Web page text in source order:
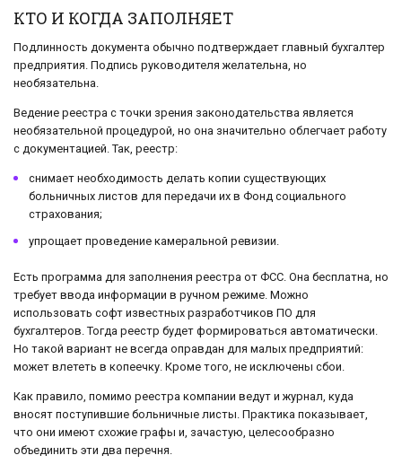
КТО И КОГДА ЗАПОЛНЯЕТ
Подлинность документа обычно подтверждает главный бухгалтер
предприятия. Подпись руководителя желательна, но
необязательна.
Ведение реестра с точки зрения законодательства является
необязательной процедурой, но она значительно облегчает работу
с документацией. Так, реестр:
снимает необходимость делать копии существующих
больничных листов для передачи их в Фонд социального
страхования;
упрощает проведение камеральной ревизии.
Есть программа для заполнения реестра от ФСС. Она бесплатна, но
требует ввода информации в ручном режиме. Можно
использовать софт известных разработчиков ПО для
бухгалтеров. Тогда реестр будет формироваться автоматически.
Но такой вариант не всегда оправдан для малых предприятий:
может влететь в копеечку. Кроме того, не исключены сбои.
Как правило, помимо реестра компании ведут и журнал, куда
вносят поступившие больничные листы. Практика показывает,
что они имеют схожие графы и, зачастую, целесообразно
объединить эти два перечня.